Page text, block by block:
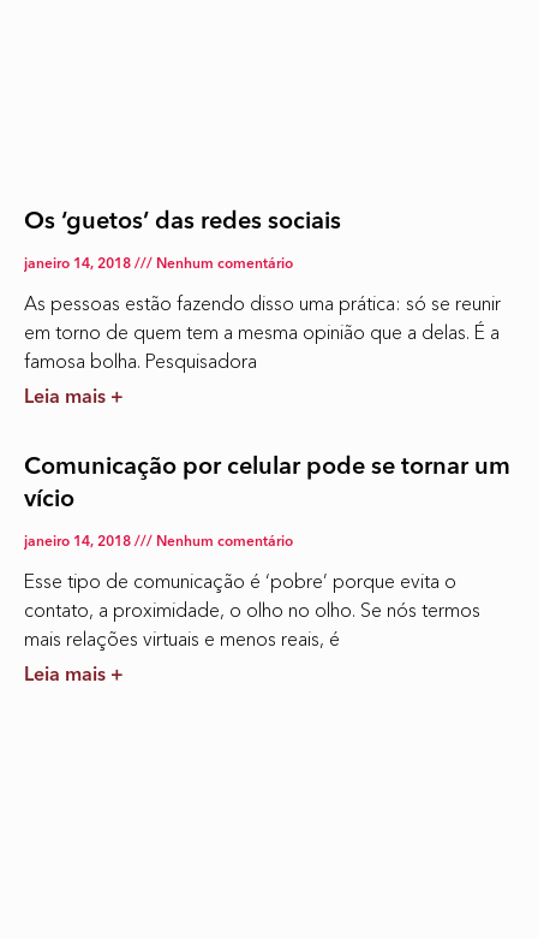
Os ‘guetos’ das redes sociais
janeiro 14, 2018 Nenhum comentário
As pessoas estão fazendo disso uma prática: só se reunir
em torno de quem tem a mesma opinião que a delas. É a
famosa bolha. Pesquisadora
Leia mais +
Comunicação por celular pode se tornar um
vício
janeiro 14, 2018 Nenhum comentário
Esse tipo de comunicação é ‘pobre’ porque evita o
contato, a proximidade, o olho no olho. Se nós termos
mais relações virtuais e menos reais, é
Leia mais +